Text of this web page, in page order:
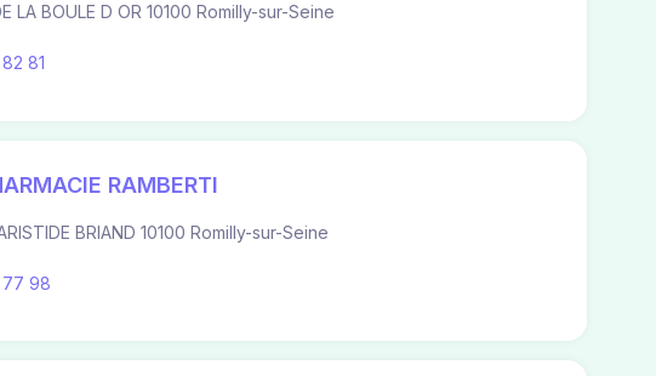
LA BOULE D OR 10100 Romilly-sur-Seine
81
RAMBERTI
BRIAND 10100 Romilly-sur-Seine
98